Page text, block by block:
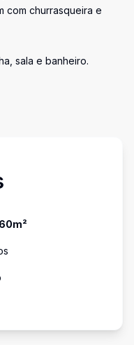
com churrasqueira e
sala e banheiro.
m²
s